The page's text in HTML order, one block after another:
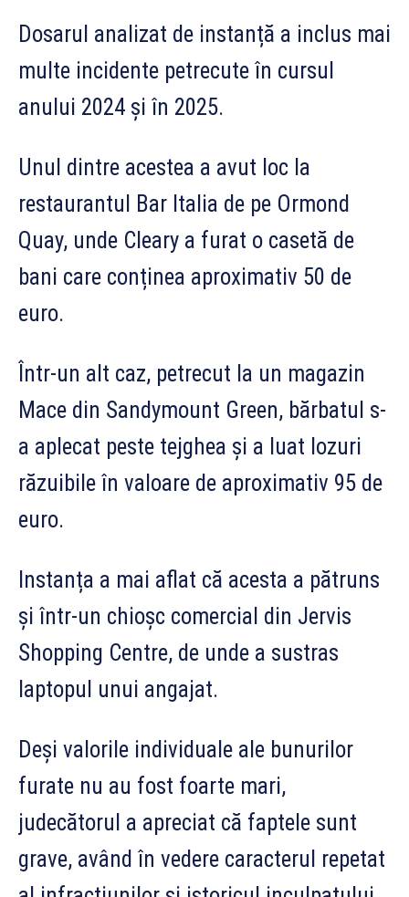
Dosarul analizat de instanță a inclus mai
multe incidente petrecute în cursul
anului 2024 și în 2025.
Unul dintre acestea a avut loc la
restaurantul Bar Italia de pe Ormond
Quay, unde Cleary a furat o casetă de
bani care conținea aproximativ 50 de
euro.
Într-un alt caz, petrecut la un magazin
Mace din Sandymount Green, bărbatul s-
a aplecat peste tejghea și a luat lozuri
răzuibile în valoare de aproximativ 95 de
euro.
Instanța a mai aflat că acesta a pătruns
și într-un chioșc comercial din Jervis
Shopping Centre, de unde a sustras
laptopul unui angajat.
Deși valorile individuale ale bunurilor
furate nu au fost foarte mari,
judecătorul a apreciat că faptele sunt
grave, având în vedere caracterul repetat